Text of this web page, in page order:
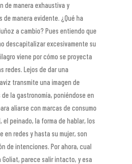
de manera exhaustiva y
manera evidente. ¿Qué ha
a cambio? Pues entiendo que
descapitalizar excesivamente su
viene por cómo se proyecta
redes. Lejos de dar una
transmite una imagen de
la gastronomía, poniéndose en
aliarse con marcas de consumo
el peinado, la forma de hablar, los
en redes y hasta su mujer, son
de intenciones. Por ahora, cual
parece salir intacto, y esa